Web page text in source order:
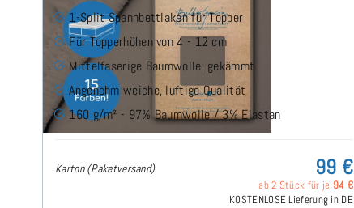
1-Split Spannbettlaken für Topper
Für Topperhöhen von 4 - 12 cm
Mittelfaserige Baumwolle, gekämmt
Angenehm weiche, luftige Qualität
160 g/m² - 97% Baumwolle / 3% Elastan
Karton (Paketversand) 99 €
ab 2 Stück für je 94 €
KOSTENLOSE Lieferung in DE